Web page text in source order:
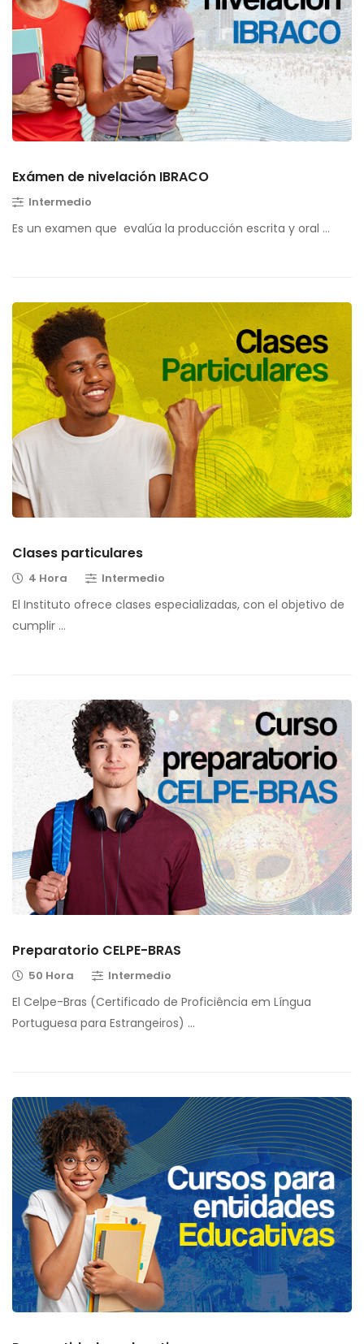
Exámen de nivelación IBRACO
Intermedio
Es un examen que evalúa la producción escrita y oral …
Clases particulares
4 Hora Intermedio
El Instituto ofrece clases especializadas, con el objetivo de
cumplir …
Preparatorio CELPE-BRAS
50 Hora Intermedio
El Celpe-Bras (Certificado de Proficiência em Língua
Portuguesa para Estrangeiros) …